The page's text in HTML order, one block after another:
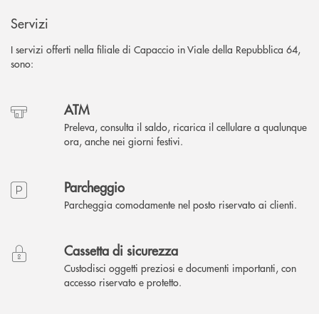
Servizi
I servizi offerti nella filiale di Capaccio in Viale della Repubblica 64,
sono:
ATM
Preleva, consulta il saldo, ricarica il cellulare a qualunque
ora, anche nei giorni festivi.
Parcheggio
Parcheggia comodamente nel posto riservato ai clienti.
Cassetta di sicurezza
Custodisci oggetti preziosi e documenti importanti, con
accesso riservato e protetto.